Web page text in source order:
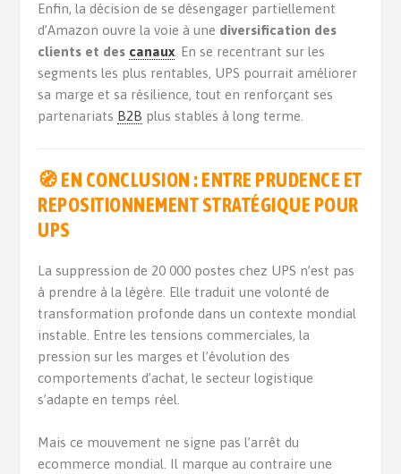
Enfin, la décision de se désengager partiellement
d’Amazon ouvre la voie à une diversification des
clients et des canaux . En se recentrant sur les
segments les plus rentables, UPS pourrait améliorer
sa marge et sa résilience, tout en renforçant ses
partenariats B2B plus stables à long terme.
🧭 EN CONCLUSION : ENTRE PRUDENCE ET
REPOSITIONNEMENT STRATÉGIQUE POUR
UPS
La suppression de 20 000 postes chez UPS n’est pas
à prendre à la légère. Elle traduit une volonté de
transformation profonde dans un contexte mondial
instable. Entre les tensions commerciales, la
pression sur les marges et l’évolution des
comportements d’achat, le secteur logistique
s’adapte en temps réel.
Mais ce mouvement ne signe pas l’arrêt du
ecommerce mondial. Il marque au contraire une